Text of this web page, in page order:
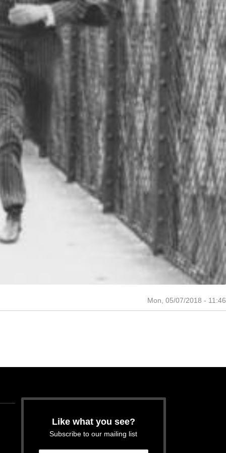
Mon, 05/07/2018 - 11:46
Like what you see?
Subscribe to our mailing list